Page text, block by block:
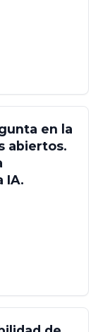
en la
abiertos.
IA.